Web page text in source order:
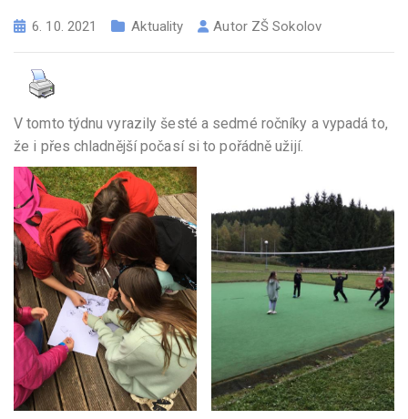
6. 10. 2021 Aktuality Autor ZŠ Sokolov
V tomto týdnu vyrazily šesté a sedmé ročníky a vypadá to,
že i přes chladnější počasí si to pořádně užijí.